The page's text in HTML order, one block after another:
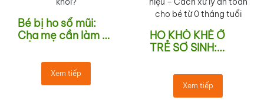
Bé bị ho sổ mũi:
Cha mẹ cần làm gì
Xem tiếp
HO KHÒ KHÈ Ở
TRẺ SƠ SINH:
Dấu hiệu – Cách
xử lý an toàn cho
bé từ 0 tháng tuổi
Xem tiếp